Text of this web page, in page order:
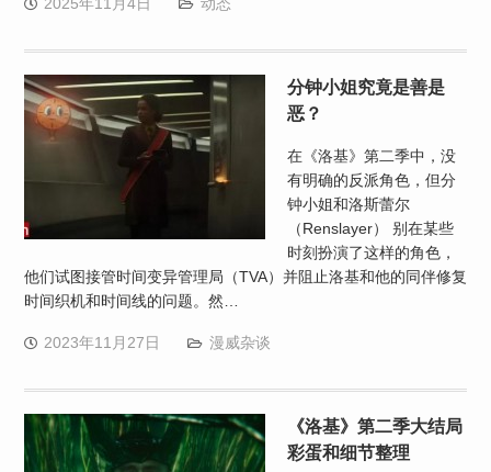
分钟小姐究竟是善是
恶？
在《洛基》第二季中，没
有明确的反派角色，但分
钟小姐和洛斯蕾尔
（Renslayer） 别在某些
时刻扮演了这样的角色，
他们试图接管时间变异管理局（TVA）并阻止洛基和他的同伴修复
时间织机和时间线的问题。然…
2023年11月27日 漫威杂谈
《洛基》第二季大结局
彩蛋和细节整理